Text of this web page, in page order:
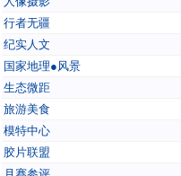
行者无疆
纪实人文
国家地理●风景
生态微距
旅游美食
模特中心
胶片联盟